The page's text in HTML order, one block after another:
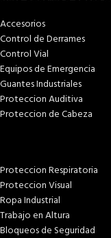
Accesorios
Control de Derrames
Control Vial
Equipos de Emergencia
Guantes Industriales
Proteccion Auditiva
Proteccion de Cabeza
Proteccion Respiratoria
Proteccion Visual
Ropa Industrial
Trabajo en Altura
Bloqueos de Seguridad